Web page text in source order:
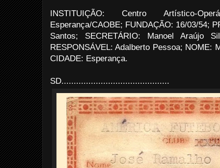
INSTITUIÇÃO: Centro Artístico-
Esperança/CAOBE; FUNDAÇÃO: 16/03/54;
Santos; SECRETÁRIO: Manoel Araújo
RESPONSÁVEL: Adalberto Pessoa; NOME:
CIDADE: Esperança.
SD............................................